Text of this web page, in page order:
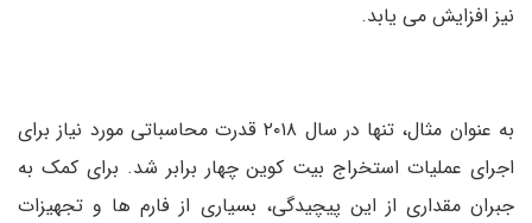
نیز افزایش می یابد.
به عنوان مثال، تنها در سال ۲۰۱۸ قدرت محاسباتی مورد نیاز برای
اجرای عملیات استخراج بیت کوین چهار برابر شد. برای کمک به
جبران مقداری از این پیچیدگی، بسیاری از فارم ها و تجهیزات